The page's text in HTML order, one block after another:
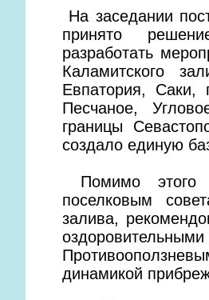
На заседании
принято
разработать
Каламитского
Евпатория, Саки,
Песчаное,
границы
создало единую
Помимо этого
поселковым
залива,
динамикой